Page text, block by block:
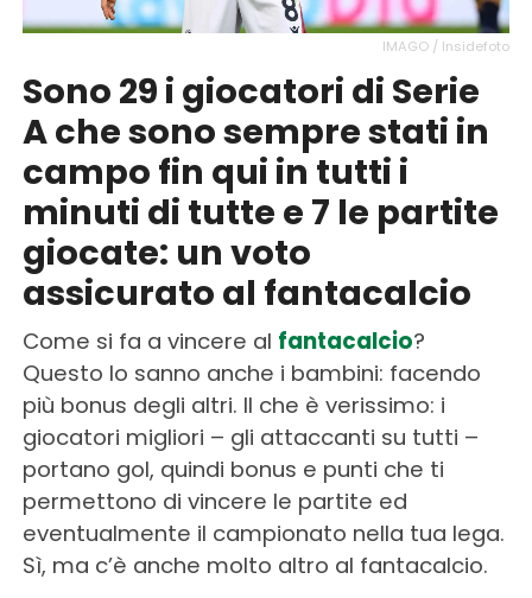
IMAGO / Insidefoto
Sono 29 i giocatori di Serie
A che sono sempre stati in
campo fin qui in tutti i
minuti di tutte e 7 le partite
giocate: un voto
assicurato al fantacalcio
Come si fa a vincere al fantacalcio?
Questo lo sanno anche i bambini: facendo
più bonus degli altri. Il che è verissimo: i
giocatori migliori – gli attaccanti su tutti –
portano gol, quindi bonus e punti che ti
permettono di vincere le partite ed
eventualmente il campionato nella tua lega.
Sì, ma c’è anche molto altro al fantacalcio.